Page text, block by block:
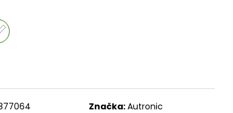
Značka:Autronic